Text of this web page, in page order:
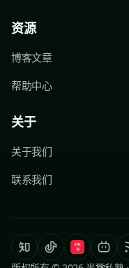
资源
博客文章
帮助中心
关于
关于我们
联系我们